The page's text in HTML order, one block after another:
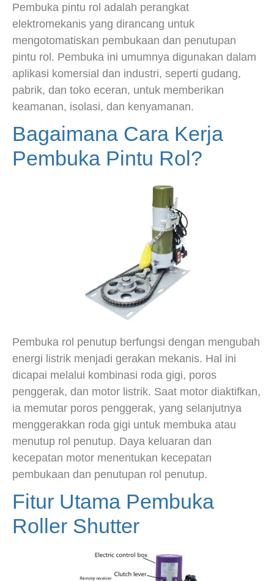
Pembuka pintu rol adalah perangkat
elektromekanis yang dirancang untuk
mengotomatiskan pembukaan dan penutupan
pintu rol. Pembuka ini umumnya digunakan dalam
aplikasi komersial dan industri, seperti gudang,
pabrik, dan toko eceran, untuk memberikan
keamanan, isolasi, dan kenyamanan.
Bagaimana Cara Kerja
Pembuka Pintu Rol?
Pembuka rol penutup berfungsi dengan mengubah
energi listrik menjadi gerakan mekanis. Hal ini
dicapai melalui kombinasi roda gigi, poros
penggerak, dan motor listrik. Saat motor diaktifkan,
ia memutar poros penggerak, yang selanjutnya
menggerakkan roda gigi untuk membuka atau
menutup rol penutup. Daya keluaran dan
kecepatan motor menentukan kecepatan
pembukaan dan penutupan rol penutup.
Fitur Utama Pembuka
Roller Shutter